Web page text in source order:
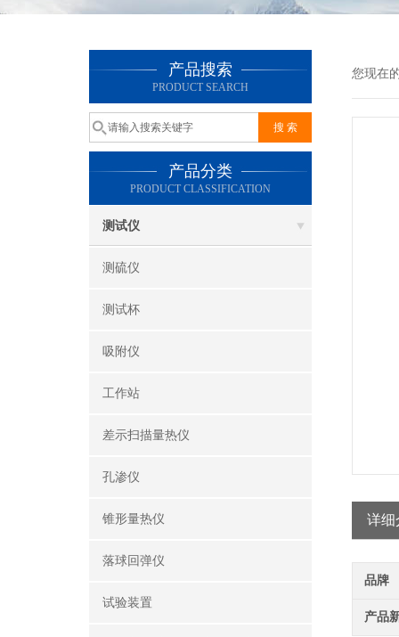
产品搜索
PRODUCT SEARCH
产品分类
PRODUCT CLASSIFICATION
测试仪
测硫仪
测试杯
吸附仪
工作站
差示扫描量热仪
孔渗仪
锥形量热仪
落球回弹仪
试验装置
您现在
详细
品牌
产品